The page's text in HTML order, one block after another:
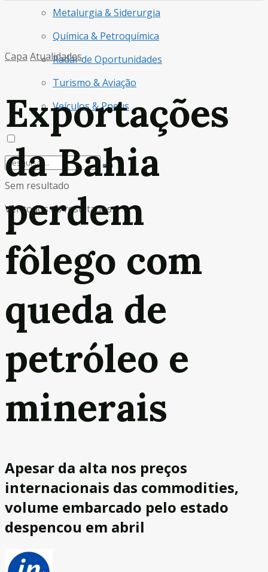
Metalurgia & Siderurgia
Química & Petroquímica
Radar de Oportunidades
Turismo & Aviação
Veículos & Pneus
Sem resultado
Ver todos os resultados
Capa Atualidades
Exportações
da Bahia
perdem
fôlego com
queda de
petróleo e
minerais
Apesar da alta nos preços
internacionais das commodities,
volume embarcado pelo estado
despencou em abril